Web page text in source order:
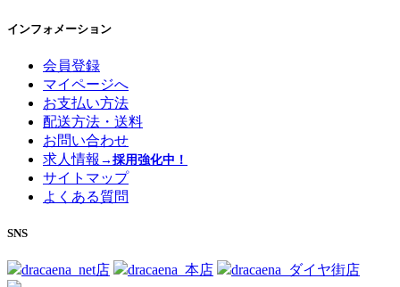
インフォメーション
会員登録
マイページへ
お支払い方法
配送方法・送料
お問い合わせ
求人情報 →採用強化中！
サイトマップ
よくある質問
SNS
dracaena_net店 dracaena_本店 dracaena_ダイヤ街店